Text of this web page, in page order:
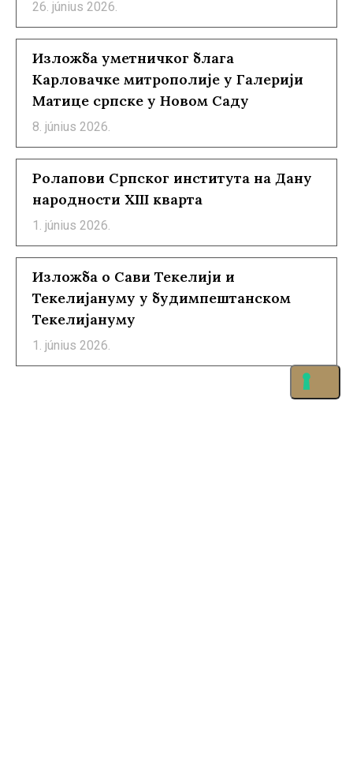
26. június 2026.
Изложба уметничког блага
Карловачке митрополије у Галерији
Матице српске у Новом Саду
8. június 2026.
Ролапови Српског института на Дану
народности XIII кварта
1. június 2026.
Изложба о Сави Текелији и
Текелијануму у будимпештанском
Текелијануму
1. június 2026.